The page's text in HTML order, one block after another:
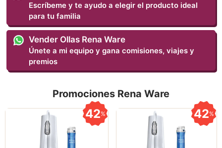
Escríbeme y te ayudo a elegir el producto ideal
para tu familia
Vender Ollas Rena Ware
Únete a mi equipo y gana comisiones, viajes y
premios
Promociones Rena Ware
42% 42%